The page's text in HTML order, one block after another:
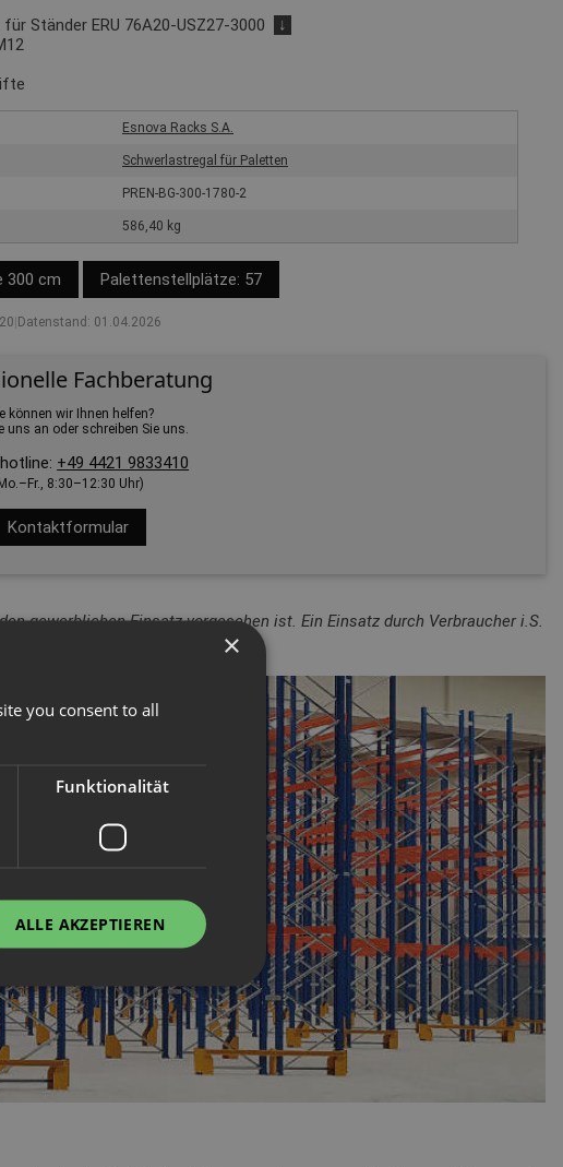
Ständer ERU 76A20-USZ27-3000
↓
Esnova Racks S.A.
Schwerlastregal für Paletten
PREN-BG-300-1780-2
586,40 kg
300 cm Palettenstellplätze: 57
|Datenstand: 01.04.2026
Fachberatung
können wir Ihnen helfen?
uns an oder schreiben Sie uns.
+49 4421 9833410
8:30–12:30 Uhr)
Kontaktformular
gewerblichen Einsatz vorgesehen ist. Ein Einsatz durch Verbraucher i.S.
×
you consent to all
Funktionalität
ALLE AKZEPTIEREN